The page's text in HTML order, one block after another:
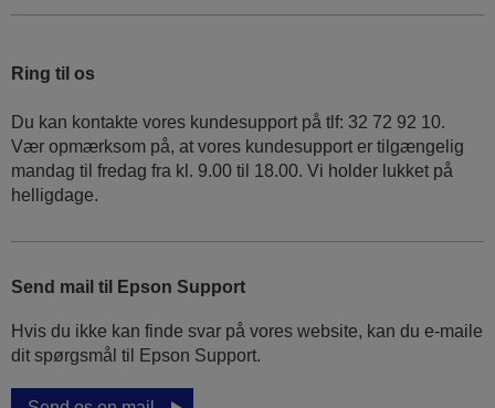
Ring til os
Du kan kontakte vores kundesupport på tlf: 32 72 92 10.
Vær opmærksom på, at vores kundesupport er tilgængelig
mandag til fredag ​​fra kl. 9.00 til 18.00. Vi holder lukket på
helligdage.
Send mail til Epson Support
Hvis du ikke kan finde svar på vores website, kan du e-maile
dit spørgsmål til Epson Support.